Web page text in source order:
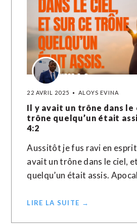
22 AVRIL 2025 ALOYS EVINA
Il y avait un trône dans le
trône quelqu’un était
4:2
Aussitôt je fus ravi en
avait un trône dans le ciel,
quelqu’un était assis.
LIRE LA SUITE →